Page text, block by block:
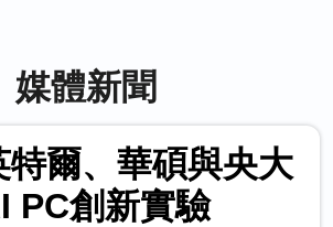
媒體新聞
特爾、華碩與央大
PC創新實驗